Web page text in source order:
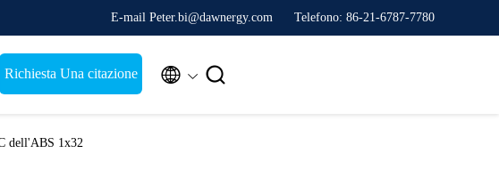
E-mail Peter.bi@dawnergy.com Telefono: 86-21-6787-7780
Richiesta Una citazione  
dell'ABS 1x32